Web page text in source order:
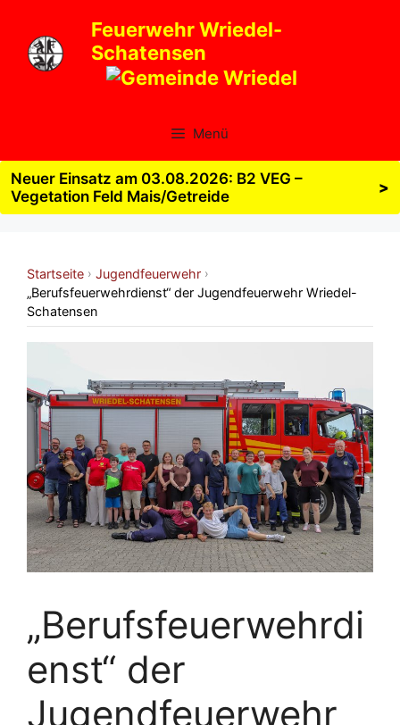
Inhalt
springen
Feuerwehr Wriedel-
Schatensen
Menü
Neuer Einsatz am 03.08.2026: B2 VEG –
Vegetation Feld Mais/Getreide
>
Startseite › Jugendfeuerwehr ›
„Berufsfeuerwehrdienst“ der Jugendfeuerwehr Wriedel-
Schatensen
„Berufsfeuerwehrdi
enst“ der
Jugendfeuerwehr